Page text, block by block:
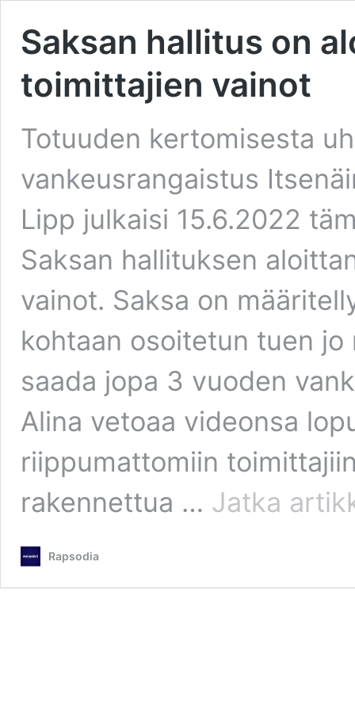
Saksan hallitus on
toimittajien vainot
Totuuden kertomisesta
vankeusrangaistus
Lipp julkaisi 15.6.2022
Saksan hallituksen
vainot. Saksa on
kohtaan osoitetun tuen
saada jopa 3 vuoden
Alina vetoaa videonsa
riippumattomiin
rakennettua … Jatka
Rapsodia